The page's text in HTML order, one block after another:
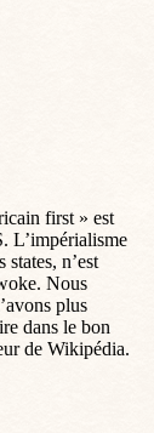
first » est
L’impérialisme
n’est
Nous
plus
dans le bon
de Wikipédia.